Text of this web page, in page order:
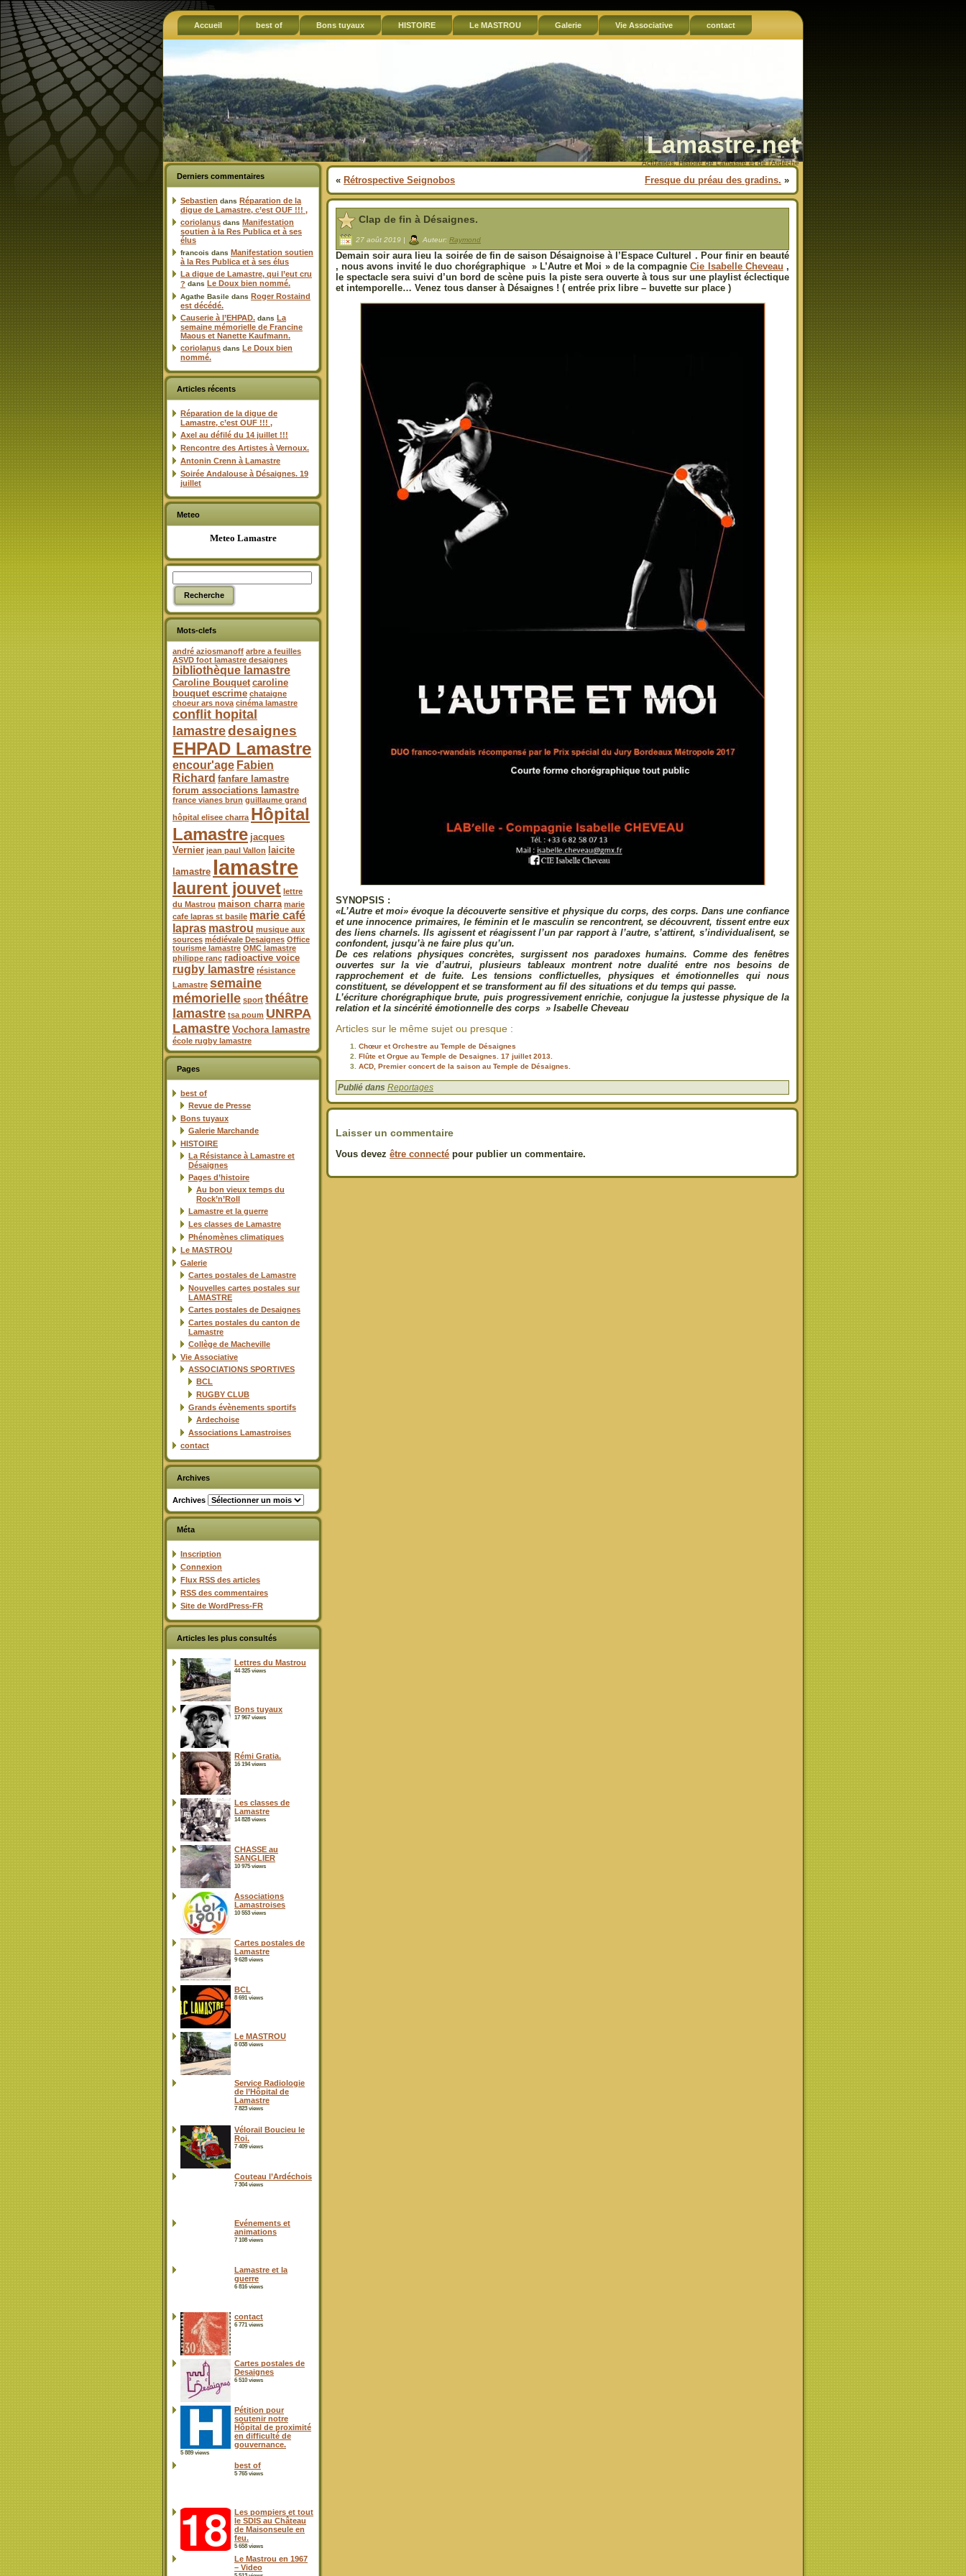
Accueil best of Bons tuyaux HISTOIRE Le MASTROU Galerie Vie Associative contact
Lamastre.net
Actualités, Histoire de Lamastre et de l'Ardèche
Derniers commentaires
Sebastien dans Réparation de la
digue de Lamastre, c’est OUF !!! ,
coriolanus dans Manifestation
soutien à la Res Publica et à ses
élus
francois dans Manifestation soutien
à la Res Publica et à ses élus
La digue de Lamastre, qui l’eut cru
? dans Le Doux bien nommé.
Agathe Basile dans Roger Rostaind
est décédé.
Causerie à l’EHPAD. dans La
semaine mémorielle de Francine
Maous et Nanette Kaufmann.
coriolanus dans Le Doux bien
nommé.
Articles récents
Réparation de la digue de
Lamastre, c’est OUF !!! ,
Axel au défilé du 14 juillet !!!
Rencontre des Artistes à Vernoux.
Antonin Crenn à Lamastre
Soirée Andalouse à Désaignes. 19
juillet
Meteo
Meteo Lamastre
Mots-clefs
andré aziosmanoff arbre a feuilles
ASVD foot lamastre desaignes
bibliothèque lamastre
Caroline Bouquet caroline
bouquet escrime chataigne
choeur ars nova cinéma lamastre
conflit hopital
lamastredesaignes
EHPAD Lamastre
encour'age Fabien
Richard fanfare lamastre
forum associations lamastre
france vianes brun guillaume grand
hôpital elisee charra Hôpital
Lamastre jacques
Vernier jean paul Vallon
laicite
lamastre lamastre
laurent jouvet lettre
du Mastrou maison charra marie
cafe lapras st basile marie café
lapras mastrou musique aux
sources médiévale Desaignes Office
tourisme lamastre OMC lamastre
philippe ranc radioactive voice
rugby lamastre résistance
Lamastre semaine
mémorielle sport théâtre
lamastre tsa poum UNRPA
Lamastre Vochora lamastre
école rugby lamastre
Pages
best of
Revue de Presse
Bons tuyaux
Galerie Marchande
HISTOIRE
La Résistance à Lamastre et
Désaignes
Pages d’histoire
Au bon vieux temps du
Rock’n’Roll
Lamastre et la guerre
Les classes de Lamastre
Phénomènes climatiques
Le MASTROU
Galerie
Cartes postales de Lamastre
Nouvelles cartes postales sur
LAMASTRE
Cartes postales de Desaignes
Cartes postales du canton de
Lamastre
Collège de Macheville
Vie Associative
ASSOCIATIONS SPORTIVES
BCL
RUGBY CLUB
Grands évènements sportifs
Ardechoise
Associations Lamastroises
contact
Archives
Archives
Méta
Inscription
Connexion
Flux RSS des articles
RSS des commentaires
Site de WordPress-FR
Articles les plus consultés
Lettres du Mastrou
44 325 views
Bons tuyaux
17 967 views
Rémi Gratia.
16 194 views
Les classes de
Lamastre
14 828 views
CHASSE au
SANGLIER
10 975 views
Associations
Lamastroises
10 553 views
Cartes postales de
Lamastre
9 628 views
BCL
8 691 views
Le MASTROU
8 038 views
Service Radiologie
de l’Hôpital de
Lamastre
7 823 views
Vélorail Boucieu le
Roi.
7 409 views
Couteau l’Ardéchois
7 304 views
Evénements et
animations
7 108 views
Lamastre et la
guerre
6 816 views
contact
6 771 views
Cartes postales de
Desaignes
6 510 views
Pétition pour
soutenir notre
Hôpital de proximité
en difficulté de
gouvernance.
5 889 views
best of
5 765 views
Les pompiers et tout
le SDIS au Château
de Maisonseule en
feu.
5 658 views
Le Mastrou en 1967
– Video
« Rétrospective Seignobos Fresque du préau des gradins. »
Clap de fin à Désaignes.
27 août 2019 | Auteur: Raymond
Demain soir aura lieu la soirée de fin de saison Désaignoise à l’Espace Culturel . Pour finir en beauté
, nous avons invité le duo chorégraphique » L’Autre et Moi » de la compagnieCie Isabelle Cheveau ,
le spectacle sera suivi d’un bord de scène puis la piste sera ouverte à tous sur une playlist éclectique
et intemporelle… Venez tous danser à Désaignes ! ( entrée prix libre – buvette sur place )
SYNOPSIS :
«L’Autre et moi» évoque la découverte sensitive et physique du corps, des corps. Dans une confiance
et une innocence primaires, le féminin et le masculin se rencontrent, se découvrent, tissent entre eux
des liens charnels. Ils agissent et réagissent l’un par rapport à l’autre, s’attirent, s’individualisent, se
confondent, jusqu’à ne faire plus qu’un.
De ces relations physiques concrètes, surgissent nos paradoxes humains. Comme des fenêtres
ouvertes sur la vie d’autrui, plusieurs tableaux montrent notre dualité entre nos besoins de
rapprochement et de fuite. Les tensions conflictuelles, physiques et émotionnelles qui nous
constituent, se développent et se transforment au fil des situations et du temps qui passe.
L’écriture chorégraphique brute, puis progressivement enrichie, conjugue la justesse physique de la
relation et la sincérité émotionnelle des corps » Isabelle Cheveau
Articles sur le même sujet ou presque :
Chœur et Orchestre au Temple de Désaignes
Flûte et Orgue au Temple de Desaignes. 17 juillet 2013.
ACD, Premier concert de la saison au Temple de Désaignes.
Publié dans Reportages
Laisser un commentaire
Vous devez être connecté pour publier un commentaire.